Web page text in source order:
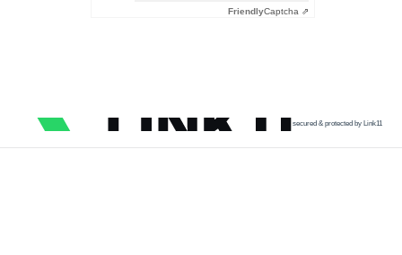
FriendlyCaptcha ⇗
secured & protected by Link11